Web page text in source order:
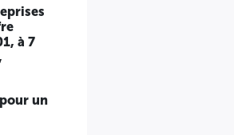
(Dubai) - Tlaret (Bureau des
à 7
un